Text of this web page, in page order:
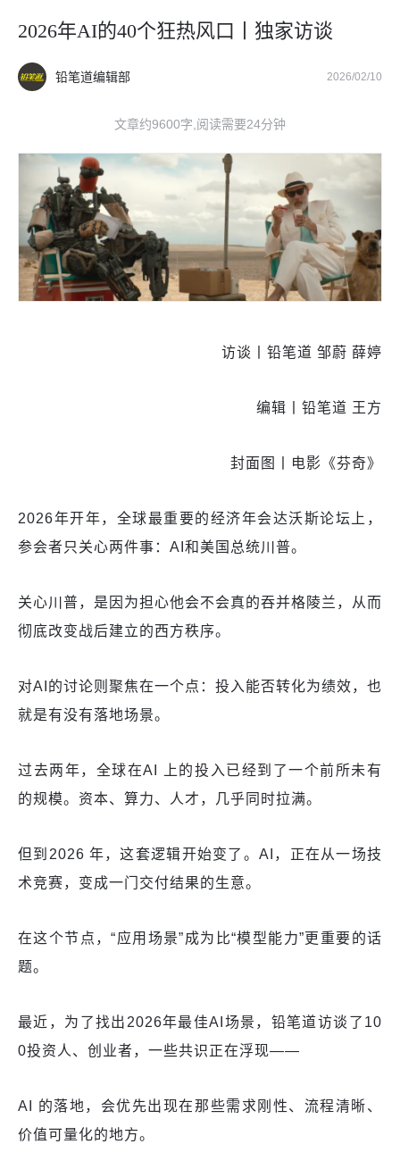
2026年AI的40个狂热风口丨独家访谈
铅笔道编辑部 2026/02/10
文章约9600字,阅读需要24分钟
访谈丨铅笔道 邹蔚 薛婷
编辑丨铅笔道 王方
封面图丨电影《芬奇》
2026年开年，全球最重要的经济年会达沃斯论坛上，
参会者只关心两件事：AI和美国总统川普。
关心川普，是因为担心他会不会真的吞并格陵兰，从而
彻底改变战后建立的西方秩序。
对AI的讨论则聚焦在一个点：投入能否转化为绩效，也
就是有没有落地场景。
过去两年，全球在AI 上的投入已经到了一个前所未有
的规模。资本、算力、人才，几乎同时拉满。
但到2026 年，这套逻辑开始变了。AI，正在从一场技
术竞赛，变成一门交付结果的生意。
在这个节点，“应用场景”成为比“模型能力”更重要的话
题。
最近，为了找出2026年最佳AI场景，铅笔道访谈了10
0投资人、创业者，一些共识正在浮现——
AI 的落地，会优先出现在那些需求刚性、流程清晰、
价值可量化的地方。